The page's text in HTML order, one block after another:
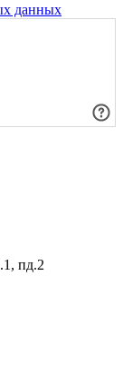
данных
пд.2